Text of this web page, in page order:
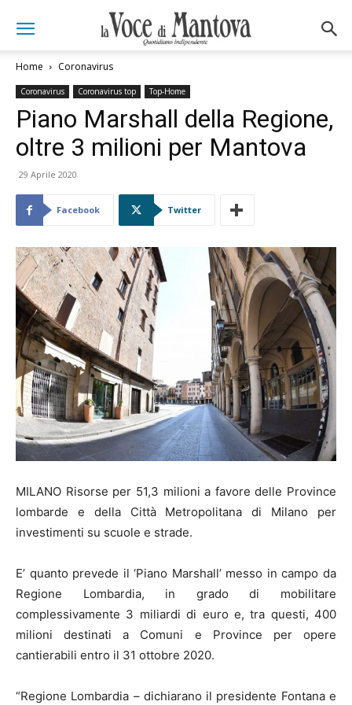
Home Coronavirus
Coronavirus Coronavirus top Top-Home
Piano Marshall della Regione,
oltre 3 milioni per Mantova
29 Aprile 2020
Facebook Twitter
MILANO Risorse per 51,3 milioni a favore delle Province
lombarde e della Città Metropolitana di Milano per
investimenti su scuole e strade.
E’ quanto prevede il ‘Piano Marshall’ messo in campo da
Regione Lombardia, in grado di mobilitare
complessivamente 3 miliardi di euro e, tra questi, 400
milioni destinati a Comuni e Province per opere
cantierabili entro il 31 ottobre 2020.
“Regione Lombardia – dichiarano il presidente Fontana e